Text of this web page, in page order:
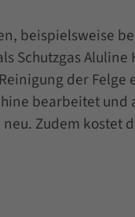
beispielsweise
Schutzgas Aluline
der Felge
bearbeitet und
Zudem kostet